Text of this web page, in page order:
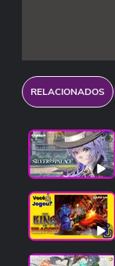
RELACIONADOS